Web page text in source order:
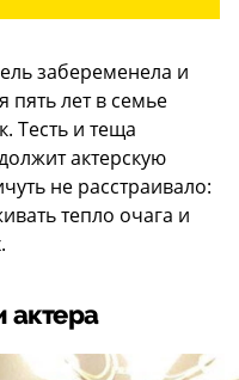
забеременела и
пять лет в семье
Тесть и теща
актерскую
не расстраивало:
тепло очага и
актера